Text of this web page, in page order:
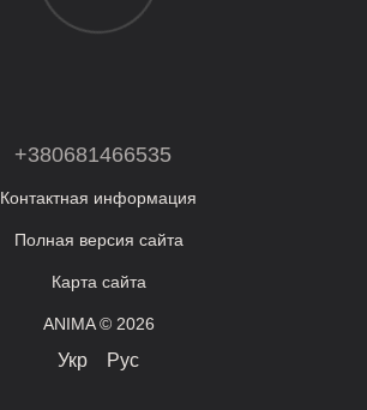
+380681466535
Контактная информация
Полная версия сайта
Карта сайта
ANIMA © 2026
Укр Рус